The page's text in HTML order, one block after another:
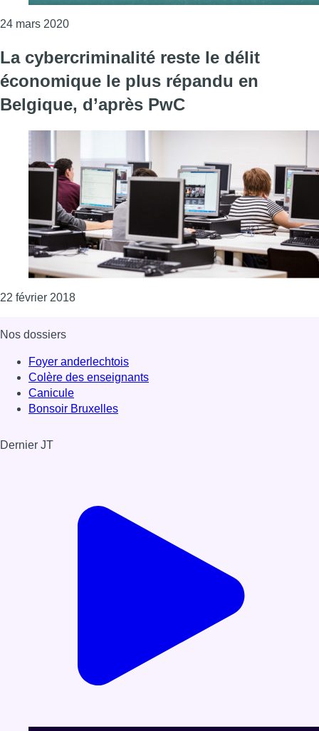
24 mars 2020Consulter l'article "Tentatives de hameçonnage
La cybercriminalité reste le délit
économique le plus répandu en
Belgique, d’après PwC
22 février 2018Consulter l'article "La cybercriminalité reste le
Nos dossiers
Foyer anderlechtois
Colère des enseignants
Canicule
Bonsoir Bruxelles
Dernier JT